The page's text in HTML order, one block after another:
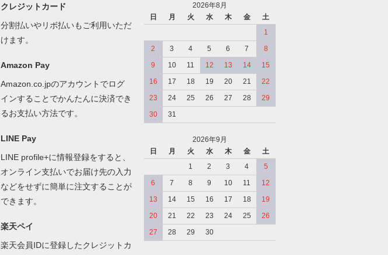
クレジットカード
分割払いやリボ払いもご利用いただ
けます。
Amazon Pay
Amazon.co.jpのアカウントでログ
インすることでかんたんに決済でき
るお支払い方法です。
LINE Pay
LINE profile+に情報登録をすると、
オンライン支払いでお届け先の入力
などをせずに簡単に注文することが
できます。
楽天ペイ
楽天会員IDに登録したクレジットカ
2026年8月
日
月 火 水 木 金
土
1
2
3 4 5 6 7
8
9
10 11 12 13 14
15
16
17 18 19 20 21
22
23
24 25 26 27 28
29
30
31
2026年9月
日
月 火 水 木 金
土
1
2 3 4
5
6
7 8 9 10 11
12
13
14 15 16 17 18
19
20
21 22 23 24 25
26
27
28 29 30